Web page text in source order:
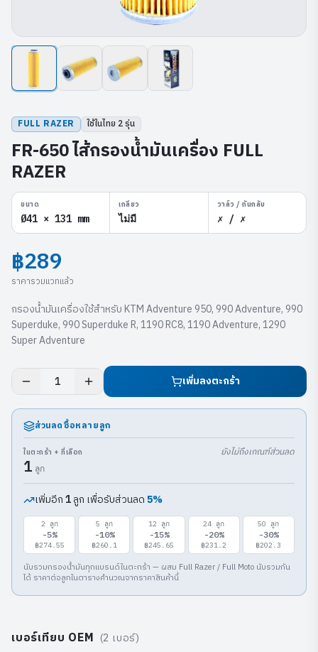
FULL RAZER ใช้ในไทย 2รุ่น
FR-650 ไส้กรองน้ำมันเครื่อง FULL
RAZER
ขนาด
Ø41 × 131 mm
เกลียว
ไม่มี
วาล์ว / กันกลับ
✗ / ✗
฿289
ราคารวมแวทแล้ว
กรองน้ำมันเครื่องใช้สำหรับ KTM Adventure 950, 990 Adventure, 990
Superduke, 990 Superduke R, 1190 RC8, 1190 Adventure, 1290
Super Adventure
1 เพิ่มลงตะกร้า
ส่วนลดซื้อหลายลูก
ในตะกร้า + ที่เลือก
1 ลูก
ยังไม่ถึงเกณฑ์ส่วนลด
เพิ่มอีก 1ลูก เพื่อรับส่วนลด5%
2 ลูก
-5%
฿274.55
5 ลูก
-10%
฿260.1
12 ลูก
-15%
฿245.65
24 ลูก
-20%
฿231.2
50 ลูก
-30%
฿202.3
นับรวมกรองน้ำมันทุกแบรนด์ในตะกร้า — ผสม Full Razer / Full Moto นับรวมกัน
ได้ ราคาต่อลูกในตารางคำนวณจากราคาสินค้านี้
เบอร์เทียบ OEM (2 เบอร์)